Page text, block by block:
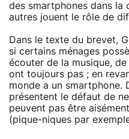
des smartphones dans la
autres jouent le rôle de
Dans le texte du brevet,
si certains ménages
écouter de la musique,
ont toujours pas ; en
monde a un smartphone.
présentent le défaut de
peuvent pas être
(pique-niques par